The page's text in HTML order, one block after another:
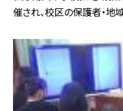
催され、校区の保護者・地